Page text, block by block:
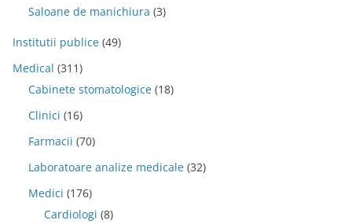
Saloane de manichiura (3)
Institutii publice (49)
Medical (311)
Cabinete stomatologice (18)
Clinici (16)
Farmacii (70)
Laboratoare analize medicale (32)
Medici (176)
Cardiologi (8)